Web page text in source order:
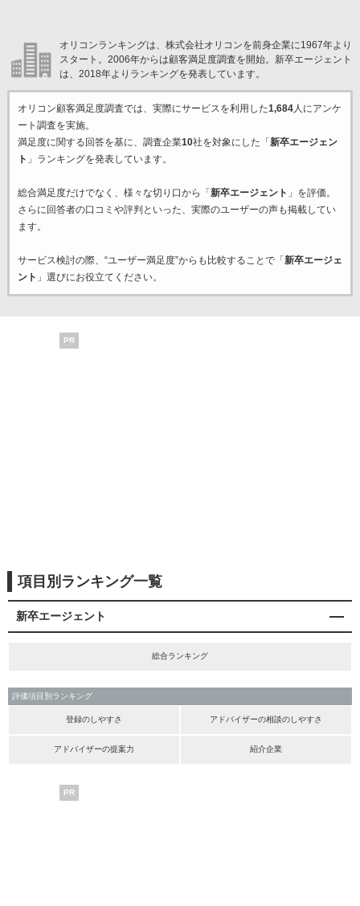
オリコンランキングは、株式会社オリコンを前身企業に1967年より
スタート。2006年からは顧客満足度調査を開始。新卒エージェント
は、2018年よりランキングを発表しています。
オリコン顧客満足度調査では、実際にサービスを利用した1,684人にアンケ
ート調査を実施。
満足度に関する回答を基に、調査企業10社を対象にした「 新卒エージェン
ト 」ランキングを発表しています。
総合満足度だけでなく、様々な切り口から「 新卒エージェント 」を評価。
さらに回答者の口コミや評判といった、実際のユーザーの声も掲載してい
ます。
サービス検討の際、“ユーザー満足度”からも比較することで「 新卒エージェ
ント 」選びにお役立てください。
PR
項目別ランキング一覧
新卒エージェント
総合ランキング
評価項目別ランキング
登録のしやすさ アドバイザーの相談のしやすさ
アドバイザーの提案力 紹介企業
PR